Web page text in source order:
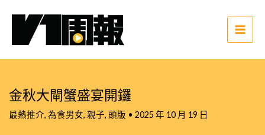
Main
金秋大閘蟹盛宴開鑼
最熱推介, 為食男女, 親子, 頭版 • 2025 年 10 月 19 日